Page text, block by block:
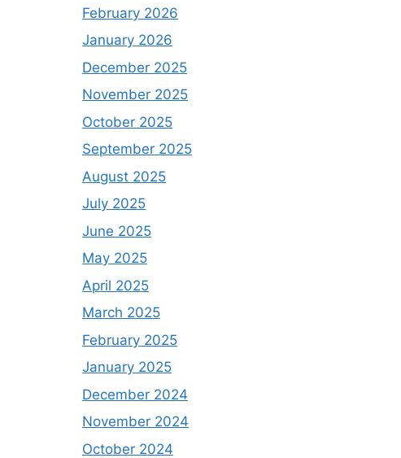
February 2026
January 2026
December 2025
November 2025
October 2025
September 2025
August 2025
July 2025
June 2025
May 2025
April 2025
March 2025
February 2025
January 2025
December 2024
November 2024
October 2024